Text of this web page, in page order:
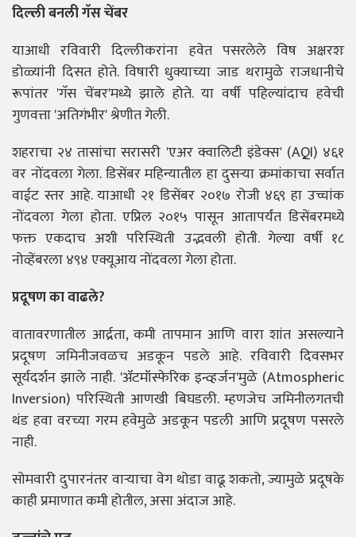
दिल्ली बनली गॅस चेंबर
याआधी रविवारी दिल्लीकरांना हवेत पसरलेले विष अक्षरशः
डोळ्यांनी दिसत होते. विषारी धुक्याच्या जाड थरामुळे राजधानीचे
रूपांतर 'गॅस चेंबर'मध्ये झाले होते. या वर्षी पहिल्यांदाच हवेची
गुणवत्ता 'अतिगंभीर' श्रेणीत गेली.
शहराचा २४ तासांचा सरासरी 'एअर क्वालिटी इंडेक्स' (AQI) ४६१
वर नोंदवला गेला. डिसेंबर महिन्यातील हा दुसऱ्या क्रमांकाचा सर्वात
वाईट स्तर आहे. याआधी २१ डिसेंबर २०१७ रोजी ४६९ हा उच्चांक
नोंदवला गेला होता. एप्रिल २०१५ पासून आतापर्यंत डिसेंबरमध्ये
फक्त एकदाच अशी परिस्थिती उद्भवली होती. गेल्या वर्षी १८
नोव्हेंबरला ४९४ एक्यूआय नोंदवला गेला होता.
प्रदूषण का वाढले?
वातावरणातील आर्द्रता, कमी तापमान आणि वारा शांत असल्याने
प्रदूषण जमिनीजवळच अडकून पडले आहे. रविवारी दिवसभर
सूर्यदर्शन झाले नाही. 'ॲटमॉस्फेरिक इन्व्हर्जन'मुळे (Atmospheric
Inversion) परिस्थिती आणखी बिघडली. म्हणजेच जमिनीलगतची
थंड हवा वरच्या गरम हवेमुळे अडकून पडली आणि प्रदूषण पसरले
नाही.
सोमवारी दुपारनंतर वाऱ्याचा वेग थोडा वाढू शकतो, ज्यामुळे प्रदूषके
काही प्रमाणात कमी होतील, असा अंदाज आहे.